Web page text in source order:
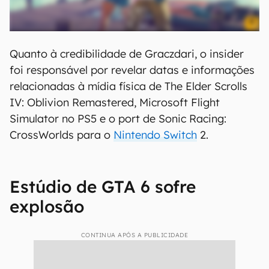
Quanto à credibilidade de Graczdari, o insider
foi responsável por revelar datas e informações
relacionadas à mídia física de The Elder Scrolls
IV: Oblivion Remastered, Microsoft Flight
Simulator no PS5 e o port de Sonic Racing:
CrossWorlds para o Nintendo Switch 2.
Estúdio de GTA 6 sofre
explosão
CONTINUA APÓS A PUBLICIDADE